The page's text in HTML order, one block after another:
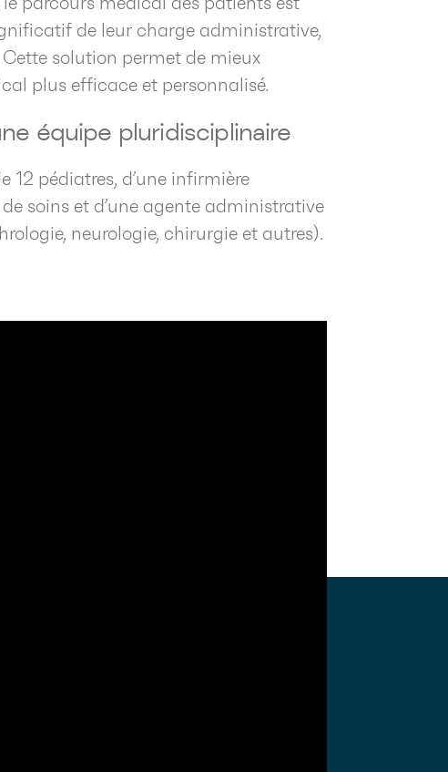
parcours médical des patients est
de leur charge administrative,
solution permet de mieux
plus efficace et personnalisé.
équipe pluridisciplinaire
12 pédiatres, d’une infirmière
soins et d’une agente administrative
neurologie, chirurgie et autres).